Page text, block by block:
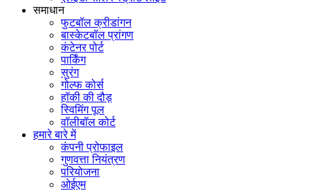
समाधान
फुटबॉल क्रीडांगन
बास्केटबॉल प्रांगण
कंटेनर पोर्ट
पार्किंग
सुरंग
गोल्फ कोर्स
हॉकी की दौड़
स्विमिंग पूल
वॉलीबॉल कोर्ट
हमारे बारे में
कंपनी प्रोफाइल
गुणवत्ता नियंत्रण
परियोजना
ओईएम